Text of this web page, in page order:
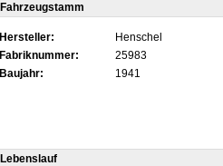
Fahrzeugstamm
Hersteller:
Henschel
Fabriknummer:
25983
Baujahr:
1941
Lebenslauf